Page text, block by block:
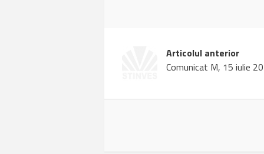
Articolul anterior
Comunicat M, 15 iulie